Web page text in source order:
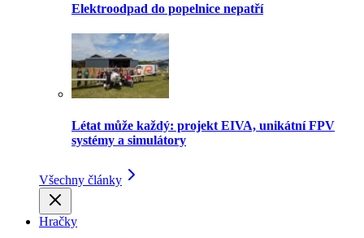
Elektroodpad do popelnice nepatří
Létat může každý: projekt EIVA, unikátní FPV
systémy a simulátory
Všechny články
Hračky